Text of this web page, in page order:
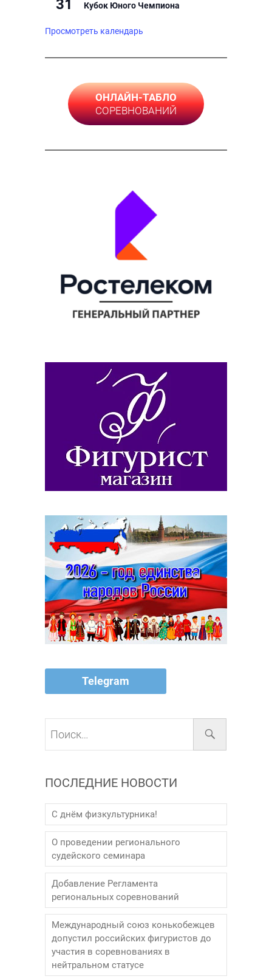
31 Кубок Юного Чемпиона
Просмотреть календарь
ОНЛАЙН-ТАБЛО
СОРЕВНОВАНИЙ
Telegram
ПОСЛЕДНИЕ НОВОСТИ
С днём физкультурника!
О проведении регионального
судейского семинара
Добавление Регламента
региональных соревнований
Международный союз конькобежцев
допустил российских фигуристов до
участия в соревнованиях в
нейтральном статусе